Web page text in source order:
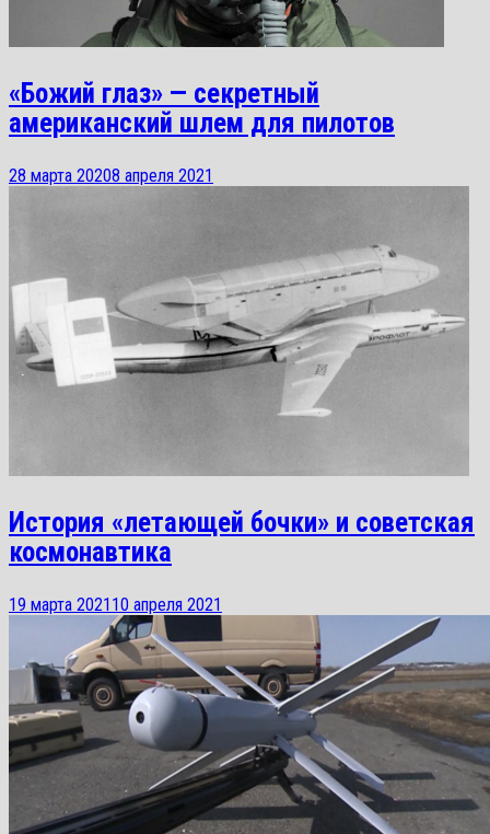
«Божий глаз» — секретный
американский шлем для пилотов
28 марта 20208 апреля 2021
История «летающей бочки» и советская
космонавтика
19 марта 202110 апреля 2021